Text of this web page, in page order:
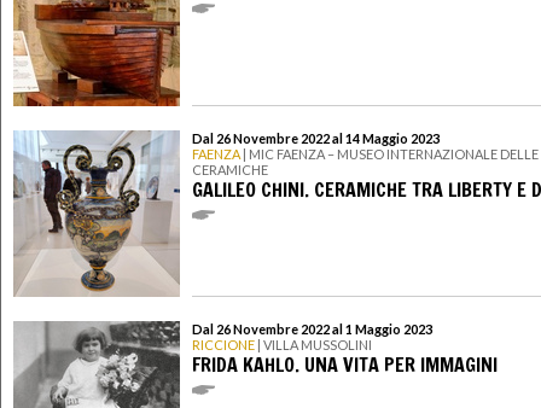
Dal 26 Novembre 2022 al 14 Maggio 2023
FAENZA | MIC FAENZA – MUSEO INTERNAZIONALE DELLE
CERAMICHE
GALILEO CHINI. CERAMICHE TRA LIBERTY E
Dal 26 Novembre 2022 al 1 Maggio 2023
RICCIONE | VILLA MUSSOLINI
FRIDA KAHLO. UNA VITA PER IMMAGINI